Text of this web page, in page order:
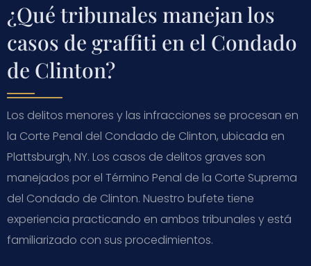
¿Qué tribunales manejan los
casos de graffiti en el Condado
de Clinton?
Los delitos menores y las infracciones se procesan en
la Corte Penal del Condado de Clinton, ubicada en
Plattsburgh, NY. Los casos de delitos graves son
manejados por el Término Penal de la Corte Suprema
del Condado de Clinton. Nuestro bufete tiene
experiencia practicando en ambos tribunales y está
familiarizado con sus procedimientos.